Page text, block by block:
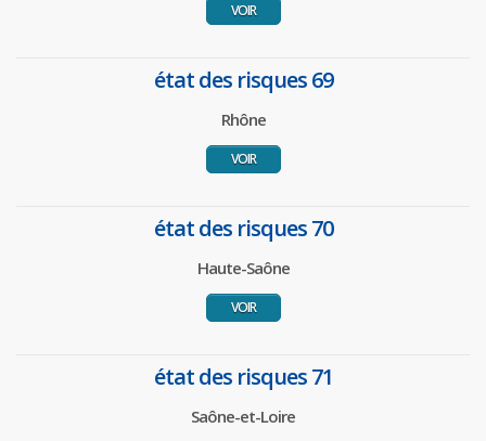
VOIR
état des risques 69
Rhône
VOIR
état des risques 70
Haute-Saône
VOIR
état des risques 71
Saône-et-Loire